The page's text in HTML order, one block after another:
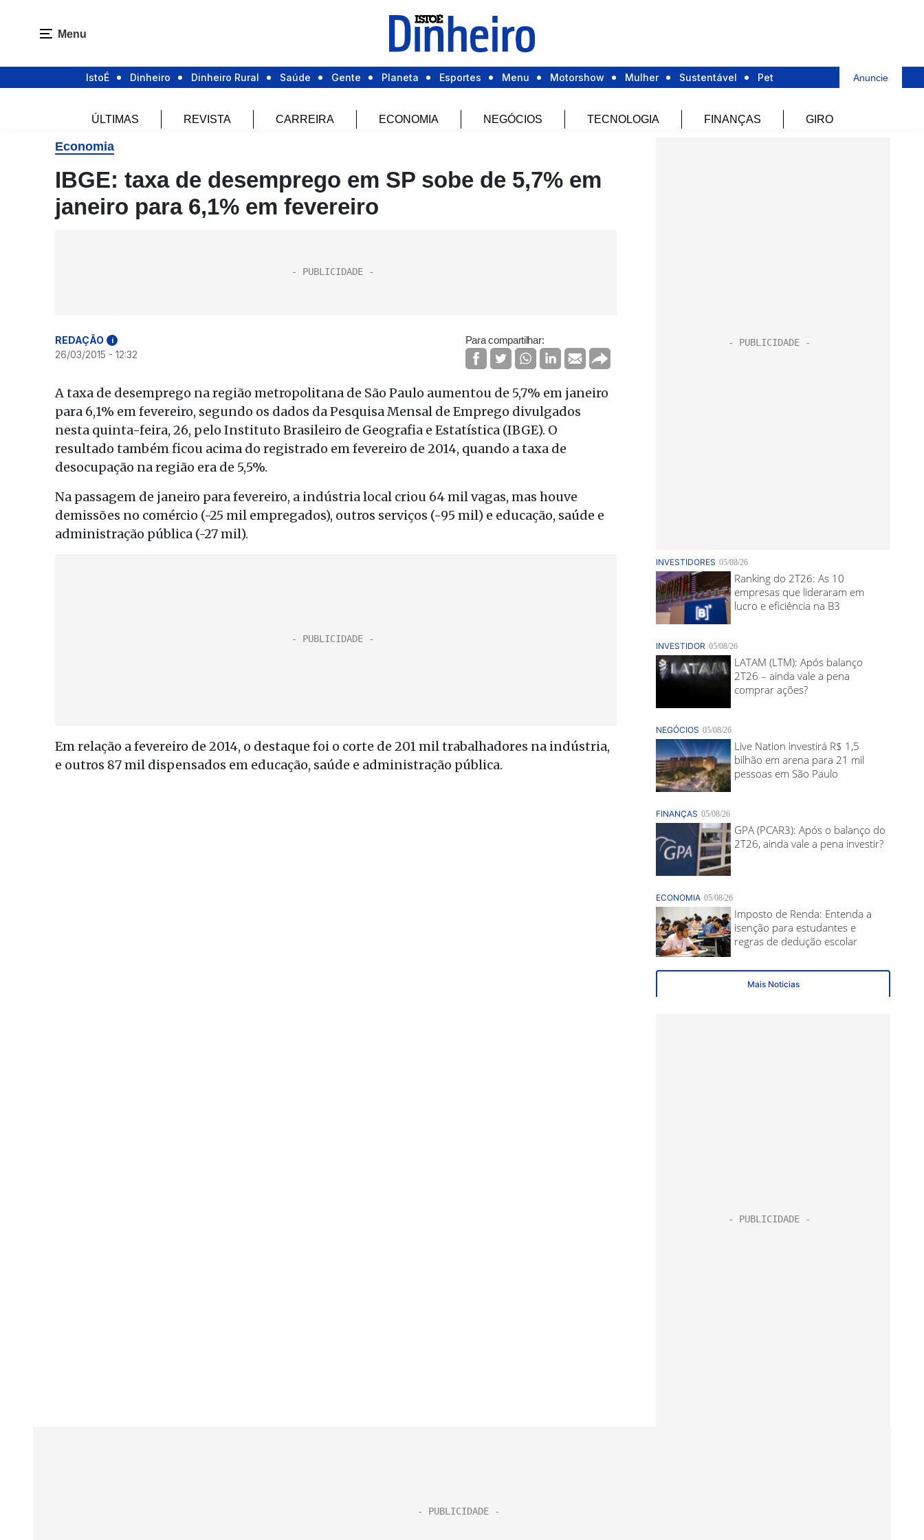
Menu
IstoÉ Dinheiro Dinheiro Rural Saúde Gente Planeta Esportes Menu Motorshow Mulher Sustentável Pet Anuncie
ÚLTIMAS REVISTA CARREIRA ECONOMIA NEGÓCIOS TECNOLOGIA FINANÇAS GIRO
Economia
IBGE: taxa de desemprego em SP sobe de 5,7% em
janeiro para 6,1% em fevereiro
REDAÇÃO i
26/03/2015 - 12:32
Para compartilhar:
A taxa de desemprego na região metropolitana de São Paulo aumentou de 5,7% em janeiro
para 6,1% em fevereiro, segundo os dados da Pesquisa Mensal de Emprego divulgados
nesta quinta-feira, 26, pelo Instituto Brasileiro de Geografia e Estatística (IBGE). O
resultado também ficou acima do registrado em fevereiro de 2014, quando a taxa de
desocupação na região era de 5,5%.
Na passagem de janeiro para fevereiro, a indústria local criou 64 mil vagas, mas houve
demissões no comércio (-25 mil empregados), outros serviços (-95 mil) e educação, saúde e
administração pública (-27 mil).
Em relação a fevereiro de 2014, o destaque foi o corte de 201 mil trabalhadores na indústria,
e outros 87 mil dispensados em educação, saúde e administração pública.